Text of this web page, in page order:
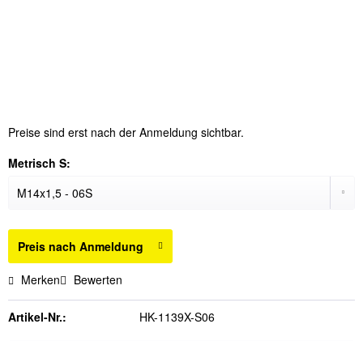
Preise sind erst nach der Anmeldung sichtbar.
Metrisch S:
Preis nach Anmeldung
Merken Bewerten
Artikel-Nr.: HK-1139X-S06